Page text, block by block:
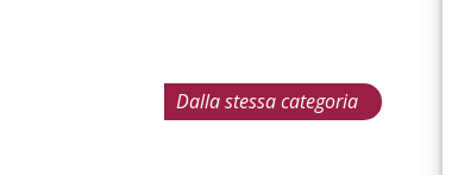
Dalla stessa categoria